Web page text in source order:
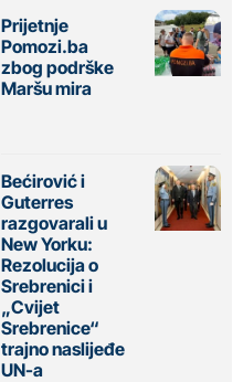
Prijetnje
Pomozi.ba
zbog podrške
Maršu mira
Bećirović i
Guterres
razgovarali u
New Yorku:
Rezolucija o
Srebrenici i
„Cvijet
Srebrenice“
trajno naslijeđe
UN-a